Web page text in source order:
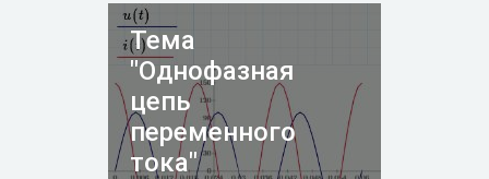
Тема
"Однофазная
цепь
переменного
тока"